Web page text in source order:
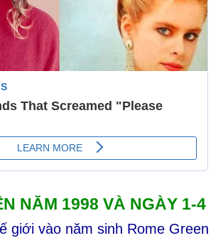
NĂM 1998 VÀ NGÀY 1-4
giới vào năm sinh Rome Green